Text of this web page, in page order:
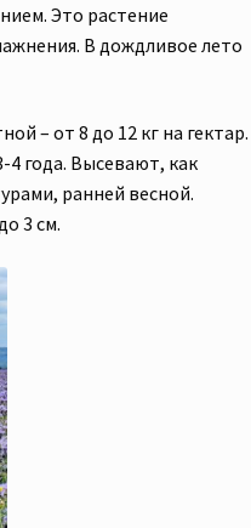
Это растение
В дождливое лето
– от 8 до 12 кг на гектар.
года. Высевают, как
ранней весной.
3 см.